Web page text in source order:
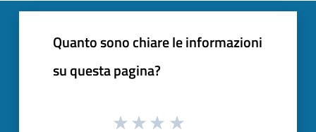
Quanto sono chiare le informazioni
su questa pagina?